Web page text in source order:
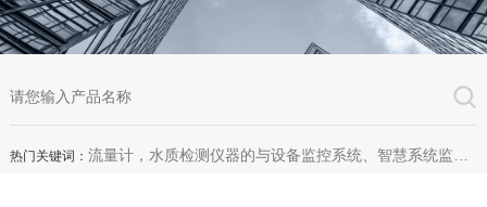
热门关键词： 流量计，水质检测仪器的与设备监控系统、智慧系统监测平台、智慧管网监测系统、园区安全生产与消防安全一体化系统